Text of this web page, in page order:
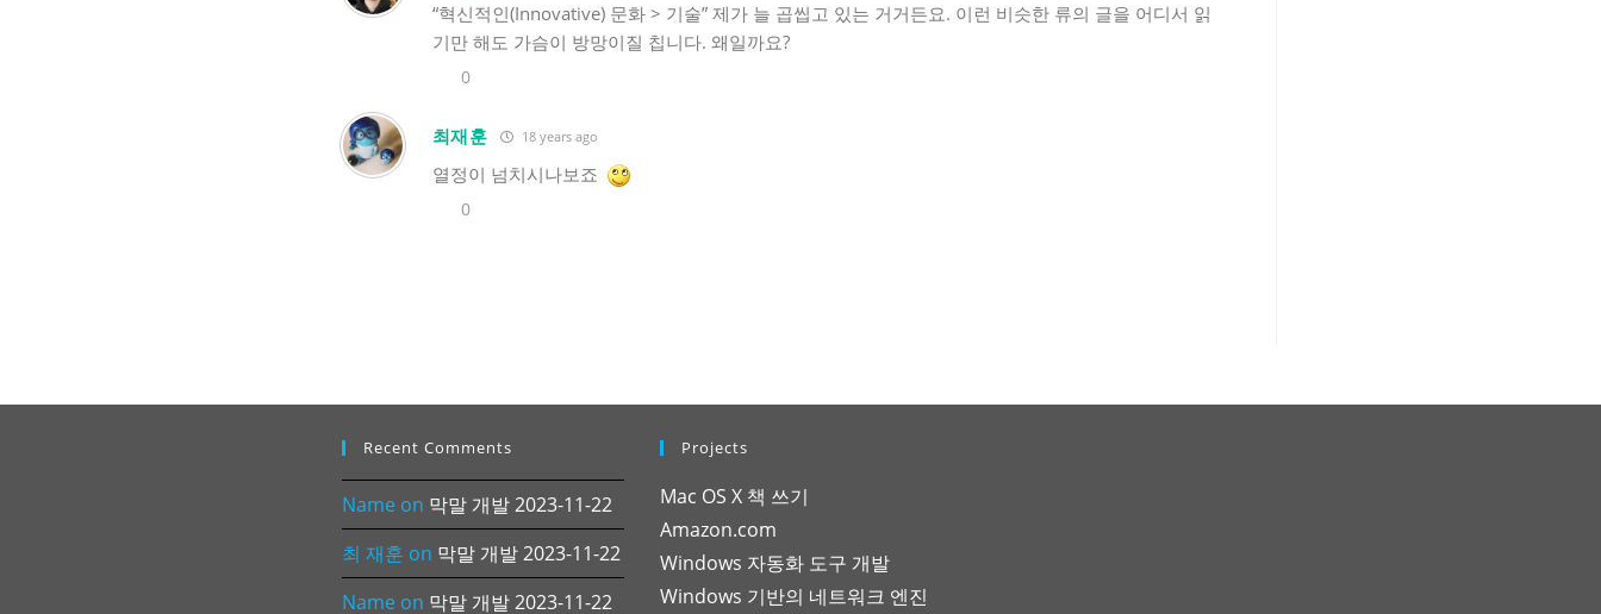
“혁신적인(Innovative) 문화 > 기술” 제가 늘 곱씹고 있는 거거든요. 이런 비슷한 류의 글을 어디서 읽
기만 해도 가슴이 방망이질 칩니다. 왜일까요?
0
최재훈 18 years ago
열정이 넘치시나보죠
0
Recent Comments
Name on 막말 개발 2023-11-22
최 재훈 on 막말 개발 2023-11-22
Name on 막말 개발 2023-11-22
Projects
Mac OS X 책 쓰기
Amazon.com
Windows 자동화 도구 개발
Windows 기반의 네트워크 엔진